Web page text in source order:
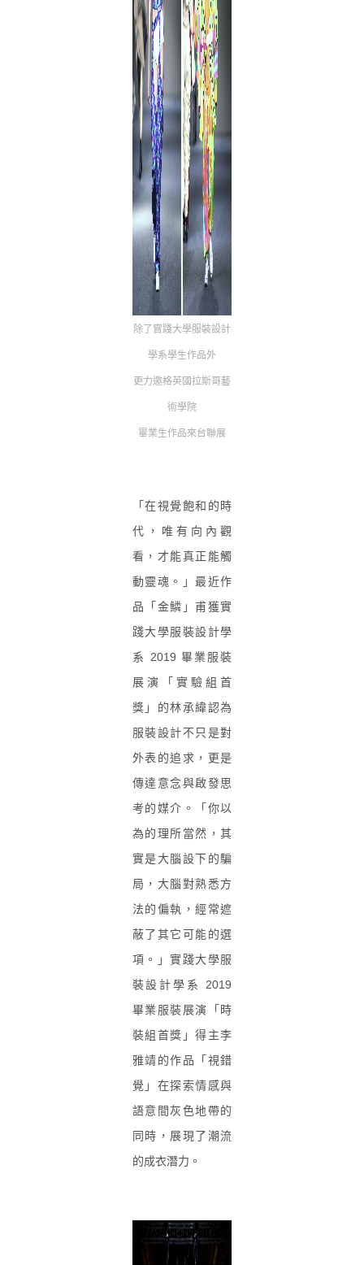
除了實踐大學服裝設計
學系學生作品外
更力邀格英國拉斯哥藝
術學院
畢業生作品來台聯展
「在視覺飽和的時
代，唯有向內觀
看，才能真正能觸
動靈魂。」最近作
品「金鱗」甫獲實
踐大學服裝設計學
系 2019 畢業服裝
展演「實驗組首
獎」的林承緯認為
服裝設計不只是對
外表的追求，更是
傳達意念與啟發思
考的媒介。「你以
為的理所當然，其
實是大腦設下的騙
局，大腦對熟悉方
法的偏執，經常遮
蔽了其它可能的選
項。」實踐大學服
裝設計學系 2019
畢業服裝展演「時
裝組首獎」得主李
雅靖的作品「視錯
覺」在探索情感與
語意間灰色地帶的
同時，展現了潮流
的成衣潛力。